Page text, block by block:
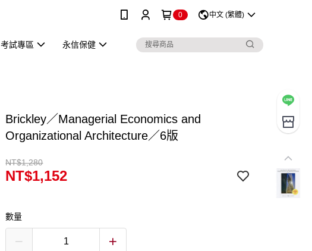
0 中文 (繁體)
考試專區 永信保健
Brickley／Managerial Economics and
Organizational Architecture／6版
NT$1,280
NT$1,152
數量